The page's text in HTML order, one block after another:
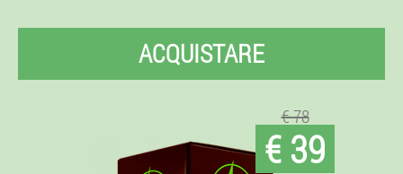
ACQUISTARE
€ 78
€ 39